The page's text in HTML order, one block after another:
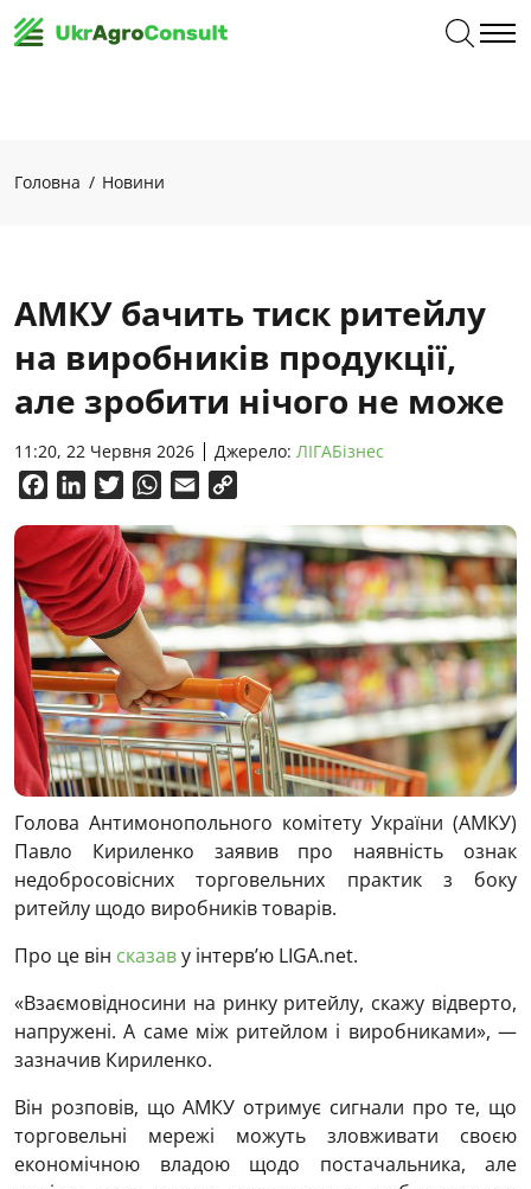
Головна Новини
АМКУ бачить тиск ритейлу
на виробників продукції,
але зробити нічого не може
11:20, 22 Червня 2026 Джерело: ЛІГАБізнес
FacebookLinkedInTwitterWhatsApp
Email
Голова Антимонопольного комітету України (АМКУ)
Павло Кириленко заявив про наявність ознак
недобросовісних торговельних практик з боку
ритейлу щодо виробників товарів.
Про це він сказаву інтерв’ю LIGA.net.
«Взаємовідносини на ринку ритейлу, скажу відверто,
напружені. А саме між ритейлом і виробниками», —
зазначив Кириленко.
Він розповів, що АМКУ отримує сигнали про те, що
торговельні мережі можуть зловживати своєю
економічною владою щодо постачальника, але